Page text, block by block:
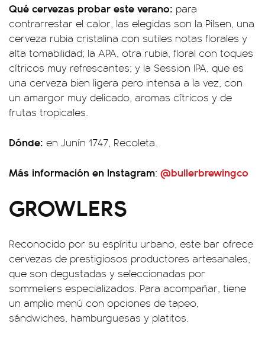
Qué cervezas probar este verano: para
contrarrestar el calor, las elegidas son la Pilsen, una
cerveza rubia cristalina con sutiles notas florales y
alta tomabilidad; la APA, otra rubia, floral con toques
cítricos muy refrescantes; y la Session IPA, que es
una cerveza bien ligera pero intensa a la vez, con
un amargor muy delicado, aromas cítricos y de
frutas tropicales.
Dónde: en Junín 1747, Recoleta.
Más información en Instagram: @bullerbrewingco
GROWLERS
Reconocido por su espíritu urbano, este bar ofrece
cervezas de prestigiosos productores artesanales,
que son degustadas y seleccionadas por
sommeliers especializados. Para acompañar, tiene
un amplio menú con opciones de tapeo,
sándwiches, hamburguesas y platitos.